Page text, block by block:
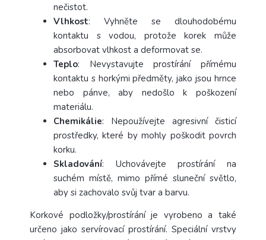
nečistot.
Vlhkost: Vyhněte se dlouhodobému
kontaktu s vodou, protože korek může
absorbovat vlhkost a deformovat se.
Teplo: Nevystavujte prostírání přímému
kontaktu s horkými předměty, jako jsou hrnce
nebo pánve, aby nedošlo k poškození
materiálu.
Chemikálie: Nepoužívejte agresivní čisticí
prostředky, které by mohly poškodit povrch
korku.
Skladování: Uchovávejte prostírání na
suchém místě, mimo přímé sluneční světlo,
aby si zachovalo svůj tvar a barvu.
Korkové podložky/prostírání je vyrobeno a také
určeno jako servírovací prostírání. Speciální vrstvy